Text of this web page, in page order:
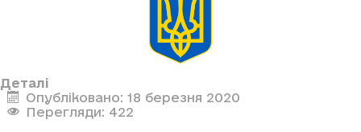
Деталі
Опубліковано: 18 березня 2020
Перегляди: 422